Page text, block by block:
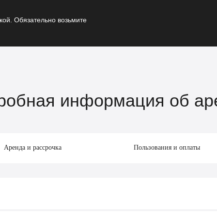
Обязательно возьмите
информация об
Аренда и рассрочка Пользования и оплаты